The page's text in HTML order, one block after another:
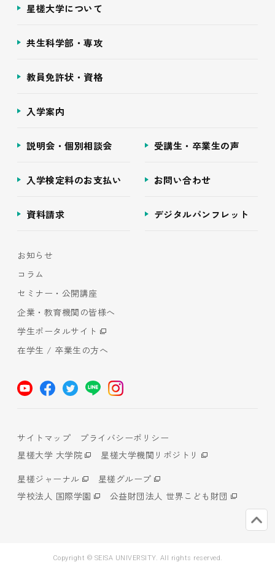
星槎大学について
共生科学部・専攻
教員免許状・資格
入学案内
説明会・個別相談会 受講生・卒業生の声
入学検定料のお支払い お問い合わせ
資料請求 デジタルパンフレット
お知らせ
コラム
セミナー・公開講座
企業・教育機関の皆様へ
学生ポータルサイト
在学生 / 卒業生の方へ
サイトマップ
プライバシーポリシー
星槎大学 大学院
星槎大学機関リポジトリ
星槎ジャーナル
星槎グループ
学校法人 国際学園
公益財団法人 世界こども財団
Copyright © SEISA UNIVERSITY. All rights reserved.